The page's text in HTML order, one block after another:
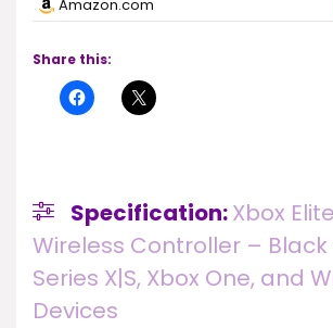
Amazon.com
Share this:
Specification:Xbox
Wireless Controller – Black
Series X|S, Xbox One, and
Devices